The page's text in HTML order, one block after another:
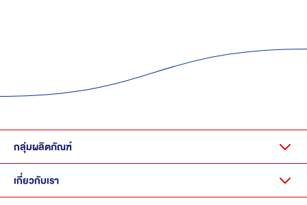
กลุ่มผลิตภัณฑ์
เกี่ยวกับเรา